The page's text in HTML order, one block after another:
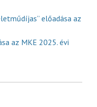
előadása az
az MKE 2025. évi